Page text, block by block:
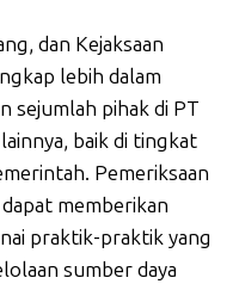
dan Kejaksaan
lebih dalam
sejumlah pihak di PT
baik di tingkat
Pemeriksaan
memberikan
praktik-praktik yang
sumber daya